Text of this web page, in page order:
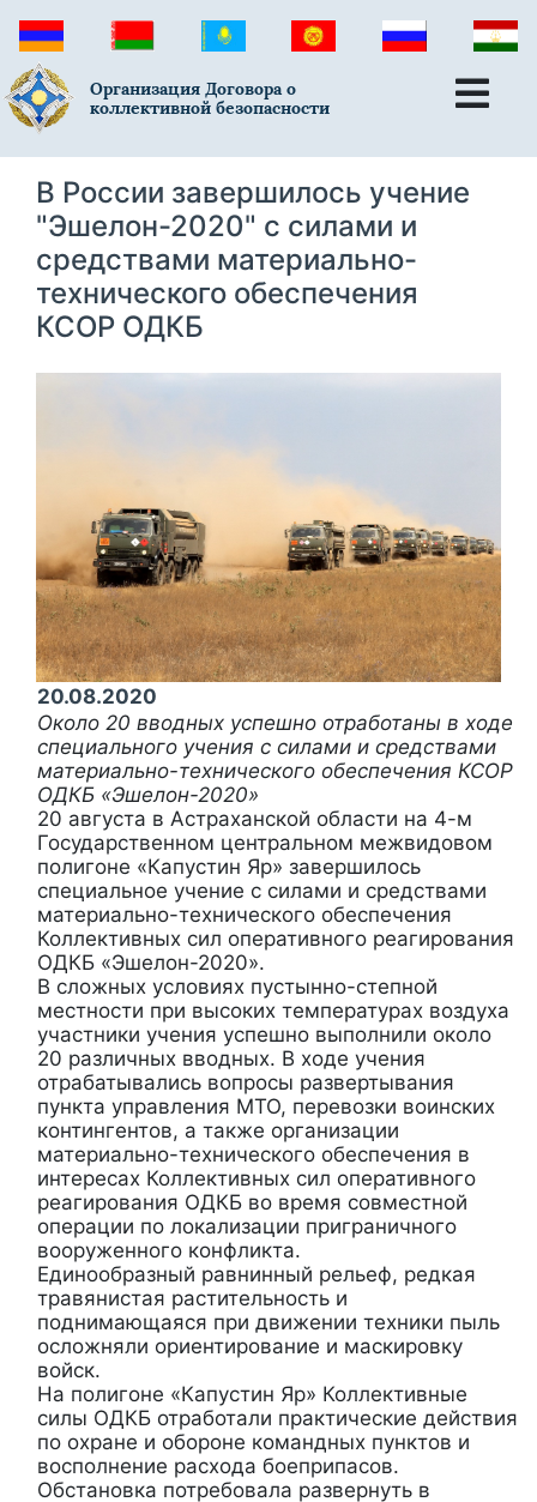
Организация Договора о
коллективной безопасности
В России завершилось учение
"Эшелон-2020" с силами и
средствами материально-
технического обеспечения
КСОР ОДКБ
20.08.2020
Около 20 вводных успешно отработаны в ходе
специального учения с силами и средствами
материально-технического обеспечения КСОР
ОДКБ «Эшелон-2020»
20 августа в Астраханской области на 4-м
Государственном центральном межвидовом
полигоне «Капустин Яр» завершилось
специальное учение с силами и средствами
материально-технического обеспечения
Коллективных сил оперативного реагирования
ОДКБ «Эшелон-2020».
В сложных условиях пустынно-степной
местности при высоких температурах воздуха
участники учения успешно выполнили около
20 различных вводных. В ходе учения
отрабатывались вопросы развертывания
пункта управления МТО, перевозки воинских
контингентов, а также организации
материально-технического обеспечения в
интересах Коллективных сил оперативного
реагирования ОДКБ во время совместной
операции по локализации приграничного
вооруженного конфликта.
Единообразный равнинный рельеф, редкая
травянистая растительность и
поднимающаяся при движении техники пыль
осложняли ориентирование и маскировку
войск.
На полигоне «Капустин Яр» Коллективные
силы ОДКБ отработали практические действия
по охране и обороне командных пунктов и
восполнение расхода боеприпасов.
Обстановка потребовала развернуть в